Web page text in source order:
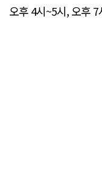
오후 4시~5시, 오후